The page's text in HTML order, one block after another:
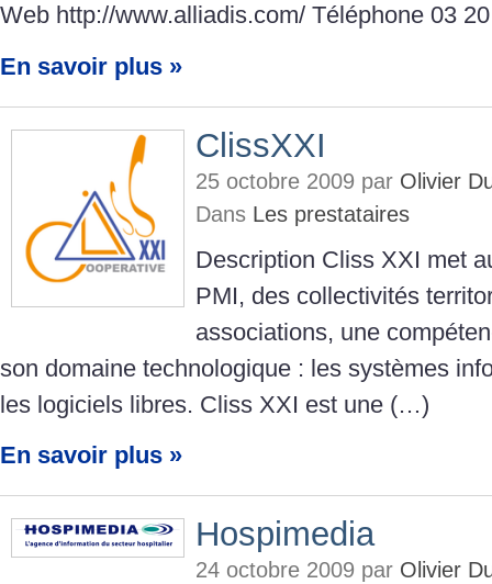
Web http://www.alliadis.com/ Téléphone 03
En savoir plus »
ClissXXI
25 octobre 2009 par Olivier
Dans Les prestataires
Description Cliss XXI met
PMI, des collectivités
associations, une
son domaine technologique : les systèmes
les logiciels libres. Cliss XXI est une (…)
En savoir plus »
Hospimedia
24 octobre 2009 par Olivier